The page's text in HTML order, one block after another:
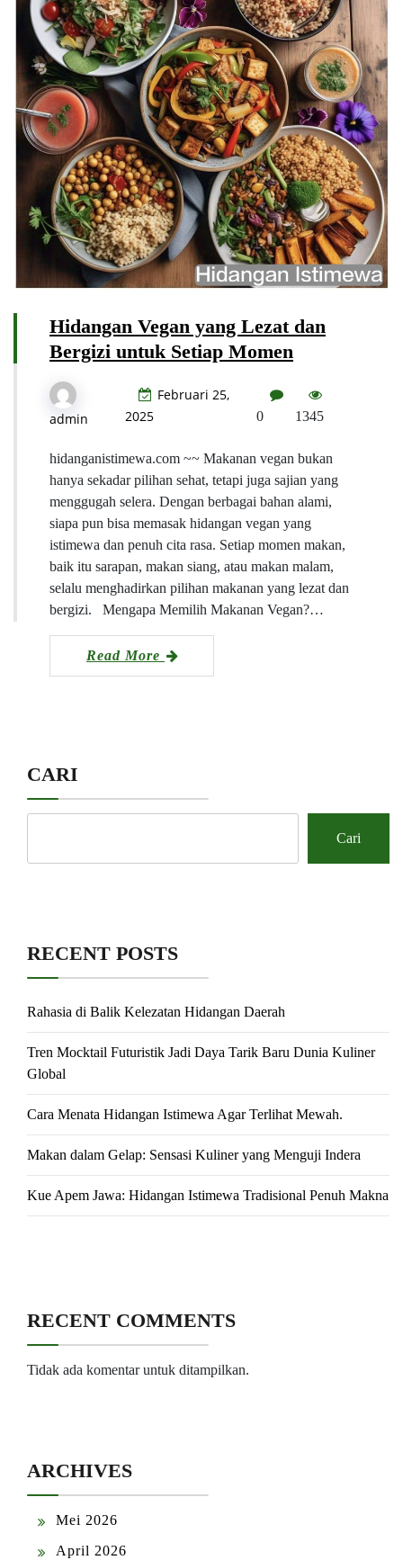
Hidangan Vegan yang Lezat dan
Bergizi untuk Setiap Momen
admin
Februari 25,
2025
0 1345
hidanganistimewa.com ~~ Makanan vegan bukan
hanya sekadar pilihan sehat, tetapi juga sajian yang
menggugah selera. Dengan berbagai bahan alami,
siapa pun bisa memasak hidangan vegan yang
istimewa dan penuh cita rasa. Setiap momen makan,
baik itu sarapan, makan siang, atau makan malam,
selalu menghadirkan pilihan makanan yang lezat dan
bergizi. Mengapa Memilih Makanan Vegan?…
Read More
CARI
Cari
RECENT POSTS
Rahasia di Balik Kelezatan Hidangan Daerah
Tren Mocktail Futuristik Jadi Daya Tarik Baru Dunia Kuliner
Global
Cara Menata Hidangan Istimewa Agar Terlihat Mewah.
Makan dalam Gelap: Sensasi Kuliner yang Menguji Indera
Kue Apem Jawa: Hidangan Istimewa Tradisional Penuh Makna
RECENT COMMENTS
Tidak ada komentar untuk ditampilkan.
ARCHIVES
Mei 2026
April 2026